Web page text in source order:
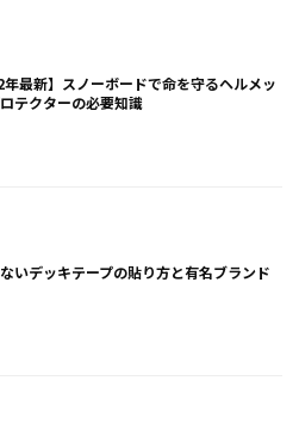
年最新】スノーボードで命を守るヘルメッ
テクターの必要知識
いデッキテープの貼り方と有名ブランド